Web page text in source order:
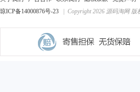
琼ICP备14000876号-23
| Copyright 2026 源码淘网 版